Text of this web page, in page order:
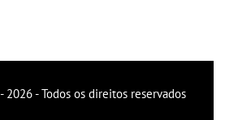
- Todos os direitos reservados